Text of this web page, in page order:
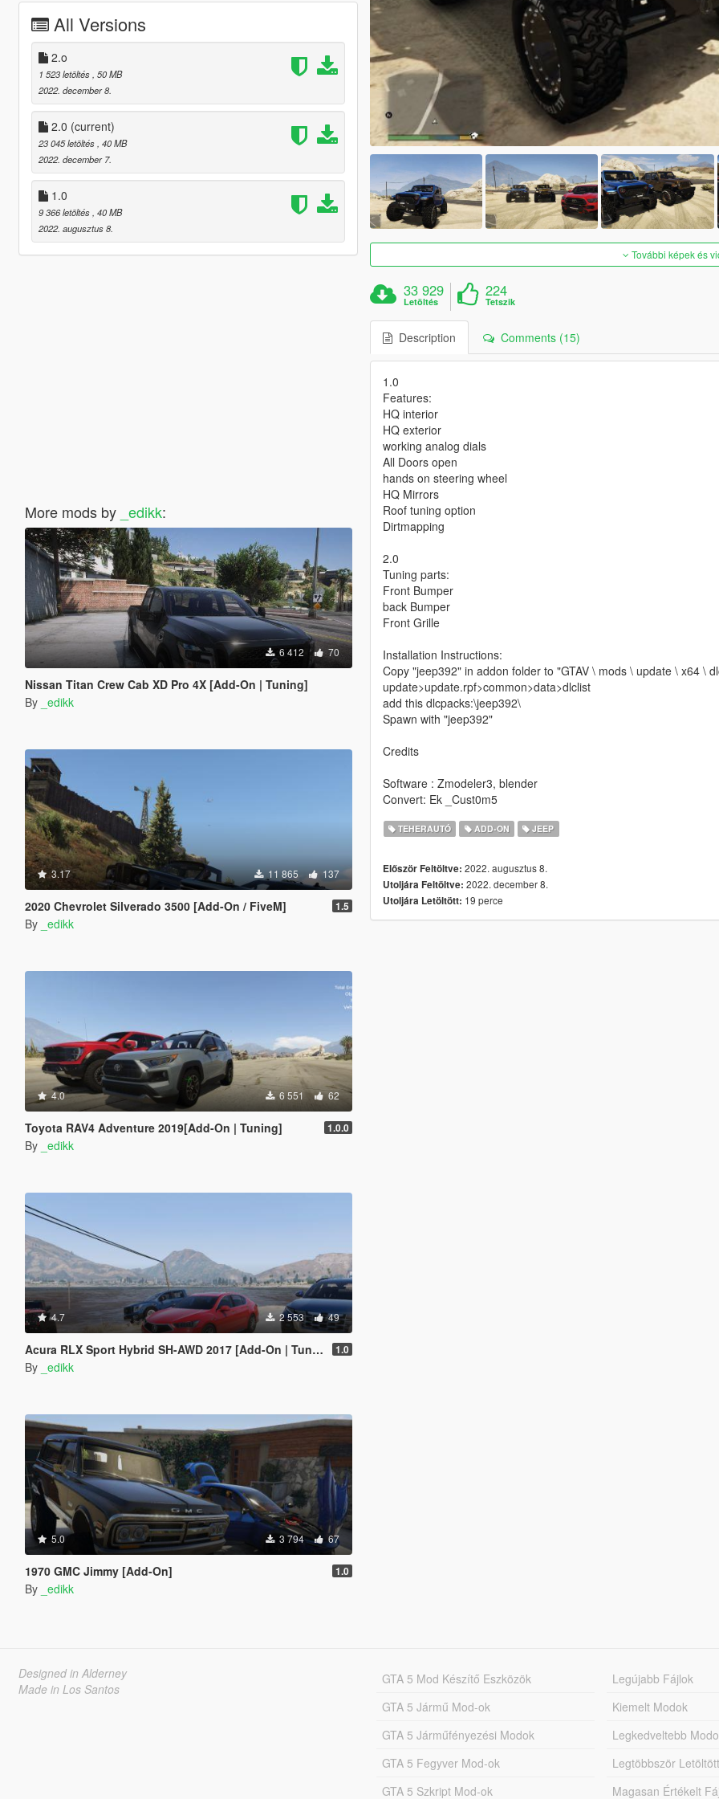
All Versions
2.o
1 523 letöltés, 50 MB
2022. december 8.
2.0 (current)
23 045 letöltés, 40 MB
2022. december 7.
1.0
9 366 letöltés, 40 MB
2022. augusztus 8.
More mods by _edikk:
6 412 70
Nissan Titan Crew Cab XD Pro 4X [Add-On | Tuning]
By
_edikk
3.17 11 865 137
2020 Chevrolet Silverado 3500 [Add-On / FiveM] 1.5
By _edikk
4.0 6 551 62
Toyota RAV4 Adventure 2019[Add-On | Tuning] 1.0.0
By _edikk
4.7 2 553 49
Acura RLX Sport Hybrid SH-AWD 2017 [Add-On | Tuning] 1.0
By _edikk
5.0 3 794 67
1970 GMC Jimmy [Add-On] 1.0
By _edikk
További képek és
33 929
Letöltés
224
Tetszik
Description Comments (15)
1.0
Features:
HQ interior
HQ exterior
working analog dials
All Doors open
hands on steering wheel
HQ Mirrors
Roof tuning option
Dirtmapping
2.0
Tuning parts:
Front Bumper
back Bumper
Front Grille
Installation Instructions:
Copy "jeep392" in addon folder to "GTAV \ mods \ update \ x64 \
update>update.rpf>common>data>dlclist
add this dlcpacks:\jeep392\
Spawn with "jeep392"
Credits
Software : Zmodeler3, blender
Convert: Ek _Cust0m5
TEHERAUTÓ ADD-ON JEEP
Először Feltöltve: 2022. augusztus 8.
Utoljára Feltöltve: 2022. december 8.
Utoljára Letöltött: 19 perce
Designed in Alderney
Made in Los Santos
GTA 5 Mod Készítő Eszközök
GTA 5 Jármű Mod-ok
GTA 5 Járműfényezési Modok
GTA 5 Fegyver Mod-ok
GTA 5 Szkript Mod-ok
Legújabb Fájlok
Kiemelt Modok
Legkedveltebb
Legtöbbször
Magasan Értékelt